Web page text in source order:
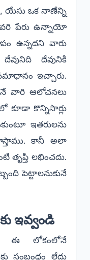
యేసు ఒక నాణేన్ని
పేరు ఉన్నాయో
ఉన్నదని వారు
దేవునిది దేవునికి
ఇచ్చారు.
వారి ఆలోచనలు
కూడా కొన్నిసార్లు
ఇతరులను
కానీ అలా
తృప్తి లభించదు.
పెట్టాలనుకునే
ఇవ్వండి
ఈ లోకంలోనే
సంబంధం లేదు